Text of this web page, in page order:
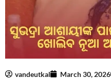
vandeutkal March 30, 2026